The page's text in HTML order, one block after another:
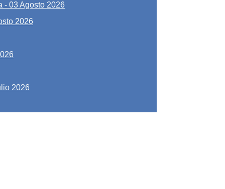
- 03 Agosto 2026
2026
2026